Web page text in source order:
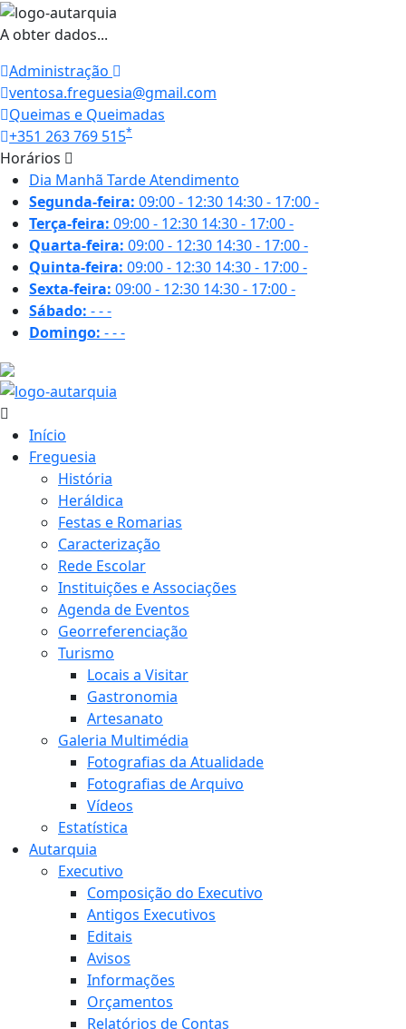
A obter dados...
Administração
ventosa.freguesia@gmail.com
Queimas e Queimadas
+351 263 769 515*
Horários
Dia Manhã TardeAtendimento
Segunda-feira: 09:00 - 12:30 14:30 - 17:00-
Terça-feira: 09:00 - 12:30 14:30 - 17:00-
Quarta-feira: 09:00 - 12:30 14:30 - 17:00-
Quinta-feira: 09:00 - 12:30 14:30 - 17:00-
Sexta-feira: 09:00 - 12:30 14:30 - 17:00-
Sábado: ---
Domingo: ---
Início
Freguesia
História
Heráldica
Festas e Romarias
Caracterização
Rede Escolar
Instituições e Associações
Agenda de Eventos
Georreferenciação
Turismo
Locais a Visitar
Gastronomia
Artesanato
Galeria Multimédia
Fotografias da Atualidade
Fotografias de Arquivo
Vídeos
Estatística
Autarquia
Executivo
Composição do Executivo
Antigos Executivos
Editais
Avisos
Informações
Orçamentos
Relatórios de Contas